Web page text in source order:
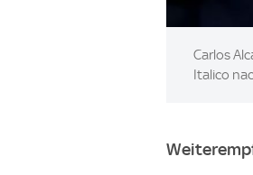
Carlos
Italico